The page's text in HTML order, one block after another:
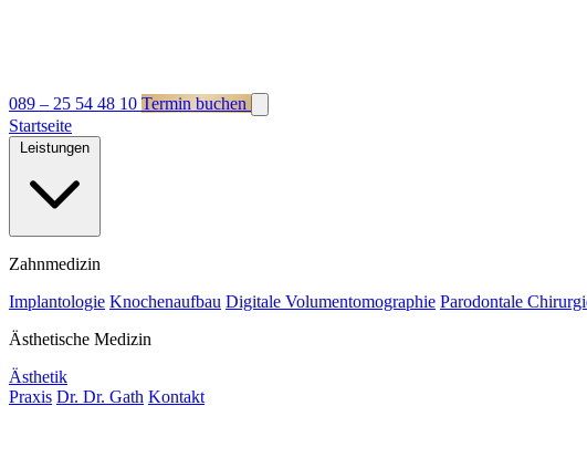
089 – 25 54 48 10 Termin buchen
Startseite
Leistungen
Zahnmedizin
Implantologie Knochenaufbau Digitale Volumentomographie Parodontale
Ästhetische Medizin
Ästhetik
Praxis Dr. Dr. Gath Kontakt